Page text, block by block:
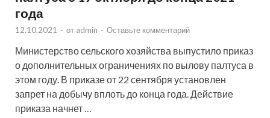
года
12.10.2021 - от admin - Оставьте комментарий
Министерство сельского хозяйства выпустило приказ
о дополнительных ограничениях по вылову палтуса в
этом году. В приказе от 22 сентября установлен
запрет на добычу вплоть до конца года. Действие
приказа начнет …